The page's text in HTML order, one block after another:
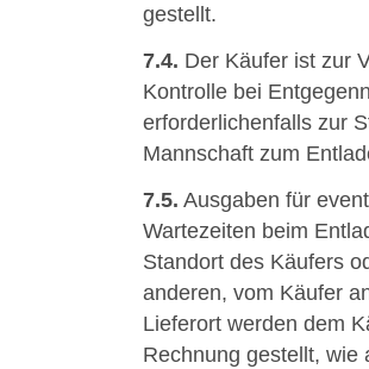
gestellt.
7.4. Der Käufer ist zur
Kontrolle bei
erforderlichenfalls zur
Mannschaft zum
7.5. Ausgaben für
Wartezeiten beim
Standort des Käufers
anderen, vom Käufer
Lieferort werden dem
Rechnung gestellt, wie